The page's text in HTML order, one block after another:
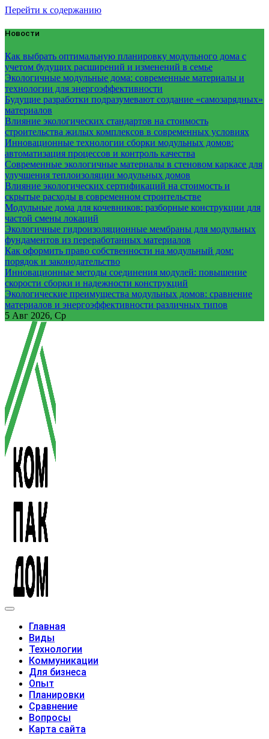
Перейти к содержанию
Новости
Как выбрать оптимальную планировку модульного дома с
учетом будущих расширений и изменений в семье
Экологичные модульные дома: современные материалы и
технологии для энергоэффективности
Будущие разработки подразумевают создание «самозарядных»
материалов
Влияние экологических стандартов на стоимость
строительства жилых комплексов в современных условиях
Инновационные технологии сборки модульных домов:
автоматизация процессов и контроль качества
Современные экологичные материалы в стеновом каркасе для
улучшения теплоизоляции модульных домов
Влияние экологических сертификаций на стоимость и
скрытые расходы в современном строительстве
Модульные дома для кочевников: разборные конструкции для
частой смены локаций
Экологичные гидроизоляционные мембраны для модульных
фундаментов из переработанных материалов
Как оформить право собственности на модульный дом:
порядок и законодательство
Инновационные методы соединения модулей: повышение
скорости сборки и надежности конструкций
Экологические преимущества модульных домов: сравнение
материалов и энергоэффективности различных типов
5 Авг 2026, Ср
Главная
Виды
Технологии
Коммуникации
Для бизнеса
Опыт
Планировки
Сравнение
Вопросы
Карта сайта